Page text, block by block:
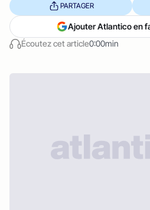
Écoutez cet article0:00min
PARTAGER
Ajouter Atlantico en